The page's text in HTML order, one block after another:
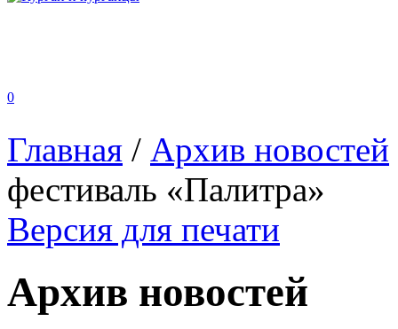
0
Главная / Архив новостей
фестиваль «Палитра»
Версия для печати
Архив новостей